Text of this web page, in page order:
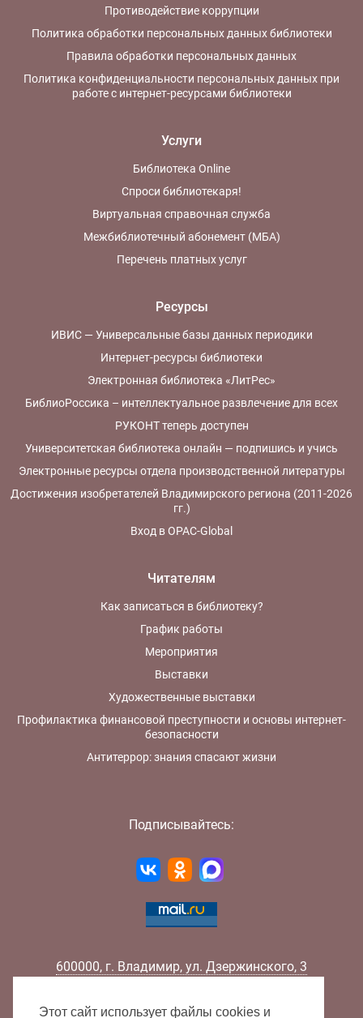
Противодействие коррупции
Политика обработки персональных данных библиотеки
Правила обработки персональных данных
Политика конфиденциальности персональных данных при
работе с интернет-ресурсами библиотеки
Услуги
Библиотека Online
Спроси библиотекаря!
Виртуальная справочная служба
Межбиблиотечный абонемент (МБА)
Перечень платных услуг
Ресурсы
ИВИС — Универсальные базы данных периодики
Интернет-ресурсы библиотеки
Электронная библиотека «ЛитРес»
БиблиоРоссика – интеллектуальное развлечение для всех
РУКОНТ теперь доступен
Университетская библиотека онлайн — подпишись и учись
Электронные ресурсы отдела производственной литературы
Достижения изобретателей Владимирского региона (2011-2026
гг.)
Вход в OPAC-Global
Читателям
Как записаться в библиотеку?
График работы
Мероприятия
Выставки
Художественные выставки
Профилактика финансовой преступности и основы интернет-
безопасности
Антитеррор: знания спасают жизни
Подписывайтесь:
600000, г. Владимир, ул. Дзержинского, 3
Факс:
+7 (4922) 32-52-88
Этот сайт использует файлы cookies и